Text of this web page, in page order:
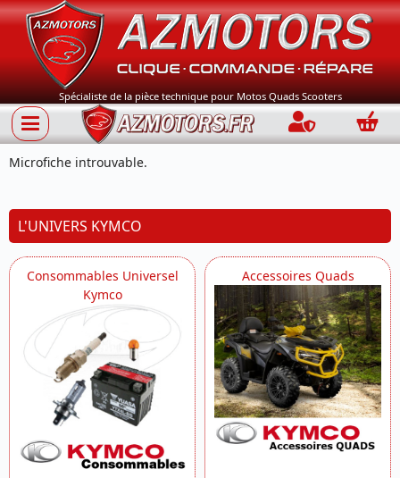
Spécialiste de la pièce technique pour Motos Quads Scooters
Connection
Microfiche introuvable.
L'UNIVERS KYMCO
Consommables Universel
Kymco
Accessoires Quads